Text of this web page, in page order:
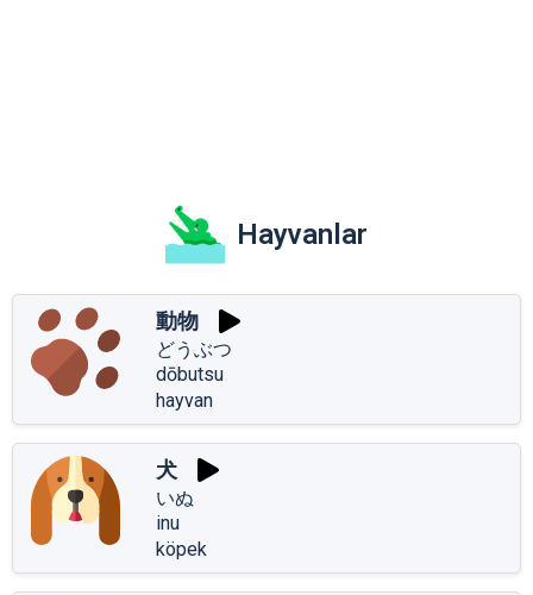
Hayvanlar
動物
どうぶつ
dōbutsu
hayvan
犬
いぬ
inu
köpek